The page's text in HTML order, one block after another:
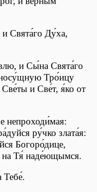
Свята́го Ду́ха,
и Сы́на Свята́го
Тро́ицу
и Све́т, я́ко от
непроходи́мая:
ру́чко злата́я:
Богоро́дице,
на Тя́ наде́ющымся.
Тебе́.